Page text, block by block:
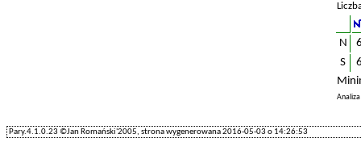
N
S
Pary.4.1.0.23 ©Jan Romański'2005, strona wygenerowana 2016-05-03 o 14:26:53